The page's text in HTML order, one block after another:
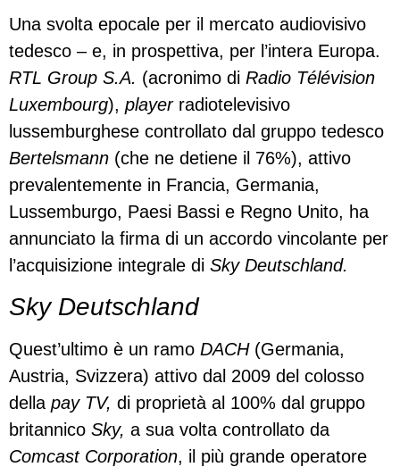
Una svolta epocale per il mercato audiovisivo
tedesco – e, in prospettiva, per l’intera Europa.
RTL Group S.A. (acronimo di Radio Télévision
Luxembourg), playerradiotelevisivo
lussemburghese controllato dal gruppo tedesco
Bertelsmann (che ne detiene il 76%), attivo
prevalentemente in Francia, Germania,
Lussemburgo, Paesi Bassi e Regno Unito, ha
annunciato la firma di un accordo vincolante per
l’acquisizione integrale di Sky Deutschland.
Sky Deutschland
Quest’ultimo è un ramo DACH(Germania,
Austria, Svizzera) attivo dal 2009 del colosso
della pay TV, di proprietà al 100% dal gruppo
britannico Sky, a sua volta controllato da
Comcast Corporation, il più grande operatore